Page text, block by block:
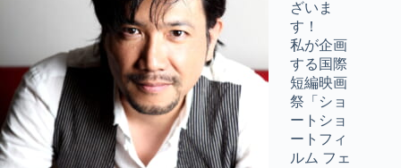
ざいま
す！
私が企画
する国際
短編映画
祭「ショ
ートショ
ートフィ
ルム フェ